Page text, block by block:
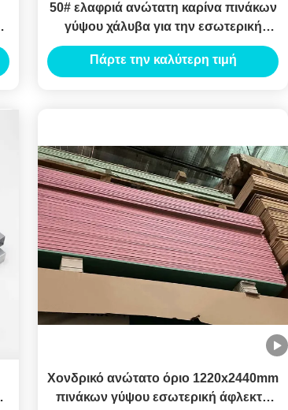
50# ελαφριά ανώτατη καρίνα πινάκων
γύψου χάλυβα για την εσωτερική
διακόσμηση κτηρίων
Πάρτε την καλύτερη τιμή
Χονδρικό ανώτατο όριο 1220x2440mm
πινάκων γύψου εσωτερική άφλεκτη